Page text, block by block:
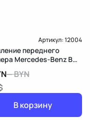
Артикул:12004
переднего
Mercedes-Benz B
—BYN
В корзину